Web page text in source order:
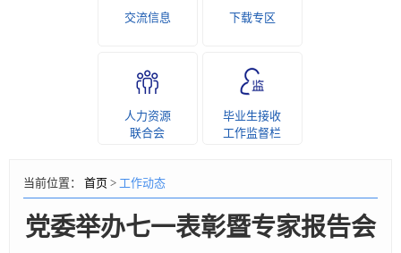
交流信息 下载专区
人力资源
联合会
毕业生接收
工作监督栏
当前位置： 首页 > 工作动态
党委举办七一表彰暨专家报告会